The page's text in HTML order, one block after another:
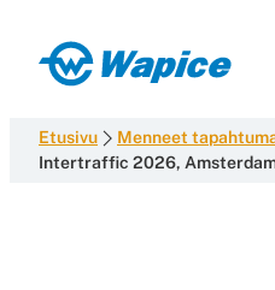
suoraan
sisältöön
Wapice
development
with
Etusivu
Menneet
Intertraffic 2026,